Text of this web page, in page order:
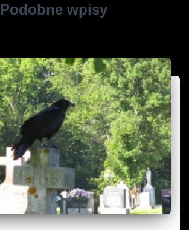
Podobne wpisy